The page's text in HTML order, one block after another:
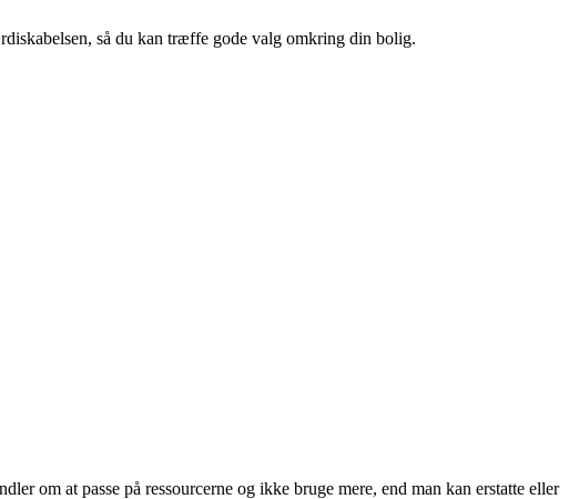
så du kan træffe gode valg omkring din bolig.
om at passe på ressourcerne og ikke bruge mere, end man kan erstatte eller